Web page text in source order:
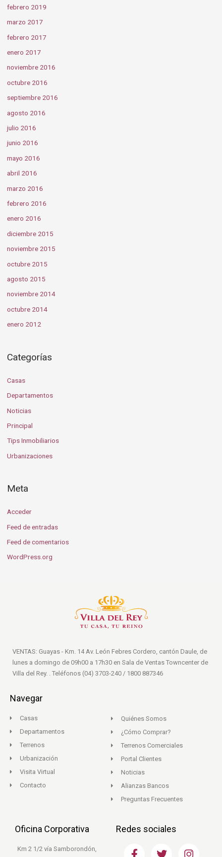
febrero 2019
marzo 2017
febrero 2017
enero 2017
noviembre 2016
octubre 2016
septiembre 2016
agosto 2016
julio 2016
junio 2016
mayo 2016
abril 2016
marzo 2016
febrero 2016
enero 2016
diciembre 2015
noviembre 2015
octubre 2015
agosto 2015
noviembre 2014
octubre 2014
enero 2012
Categorías
Casas
Departamentos
Noticias
Principal
Tips Inmobiliarios
Urbanizaciones
Meta
Acceder
Feed de entradas
Feed de comentarios
WordPress.org
VENTAS: Guayas - Km. 14 Av. León Febres Cordero, cantón Daule, de
lunes a domingo de 09h00 a 17h30 en Sala de Ventas Towncenter de
Villa del Rey. . Teléfonos (04) 3703-240 / 1800 887346
Navegar
Casas
Departamentos
Terrenos
Urbanización
Visita Virtual
Contacto
Quiénes Somos
¿Cómo Comprar?
Terrenos Comerciales
Portal Clientes
Noticias
Alianzas Bancos
Preguntas Frecuentes
Oficina Corporativa
Km 2 1/2 vía Samborondón,
Redes sociales
F
T
I